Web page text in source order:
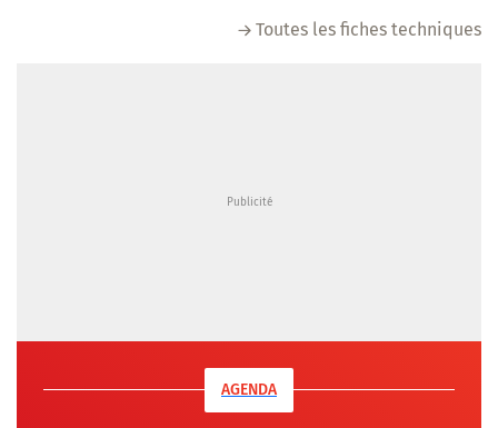
Toutes les fiches techniques
AGENDA